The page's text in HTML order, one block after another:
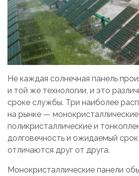
Не каждая солнечная панель
и той же технологии, и это
сроке службы. Три наиболее
на рынке — монокристаллические,
поликристаллические и
долговечность и ожидаемый срок
отличаются друг от друга.
Монокристаллические панели